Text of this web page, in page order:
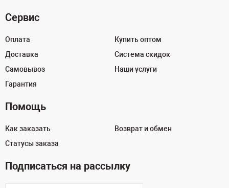
Сервис
Оплата
Доставка
Самовывоз
Гарантия
Купить оптом
Система скидок
Наши услуги
Помощь
Как заказать
Статусы заказа
Возврат и обмен
Подписаться на рассылку